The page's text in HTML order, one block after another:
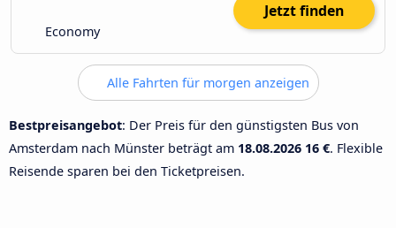
Economy
Jetzt finden
Alle Fahrten für morgen anzeigen
Bestpreisangebot: Der Preis für den günstigsten Bus von
Amsterdam nach Münster beträgt am 18.08.2026 16 €. Flexible
Reisende sparen bei den Ticketpreisen.